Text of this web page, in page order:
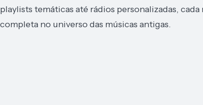
playlists temáticas até rádios personalizadas,
completa no universo das músicas antigas.